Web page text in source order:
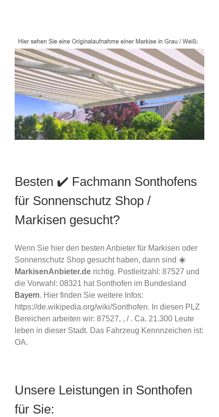
Besten ✔️ Fachmann Sonthofens
für Sonnenschutz Shop /
Markisen gesucht?
Wenn Sie hier den besten Anbieter für Markisen oder
Sonnenschutz Shop gesucht haben, dann sind ☀️
MarkisenAnbieter.de richtig. Postleitzahl: 87527 und
die Vorwahl: 08321 hat Sonthofen im Bundesland
Bayern. Hier finden Sie weitere Infos:
https://de.wikipedia.org/wiki/Sonthofen. In diesen PLZ
Bereichen arbeiten wir: 87527, , / . Ca. 21.300 Leute
leben in dieser Stadt. Das Fahrzeug Kennnzeichen ist:
OA.
Unsere Leistungen in Sonthofen
für Sie: